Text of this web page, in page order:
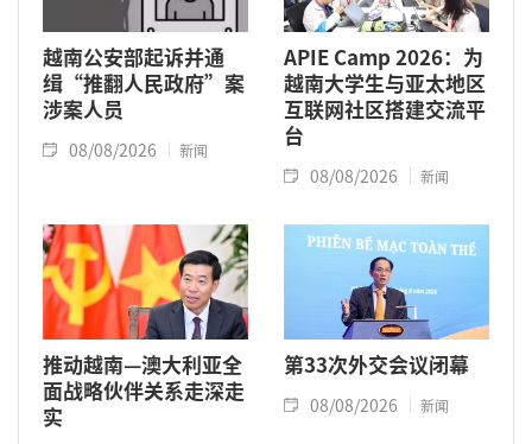
越南公安部起诉并通
缉“推翻人民政府”案
涉案人员
08/08/2026 新闻
APIE Camp 2026：为
越南大学生与亚太地区
互联网社区搭建交流平
台
08/08/2026 新闻
推动越南—澳大利亚全
面战略伙伴关系走深走
实
第33次外交会议闭幕
08/08/2026 新闻